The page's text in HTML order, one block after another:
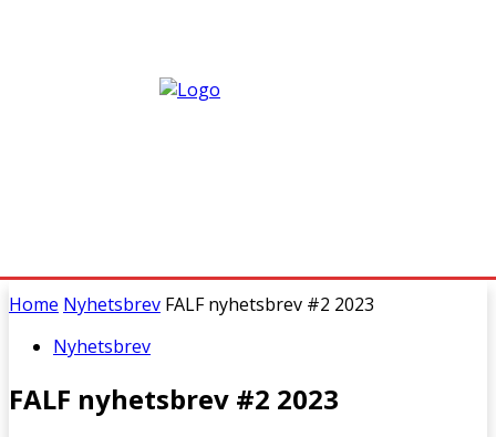
Home Nyhetsbrev FALF nyhetsbrev #2 2023
Nyhetsbrev
FALF nyhetsbrev #2 2023